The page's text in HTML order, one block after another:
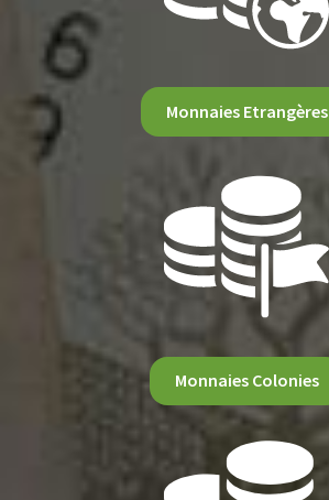
Monnaies Etrangères
Monnaies Colonies